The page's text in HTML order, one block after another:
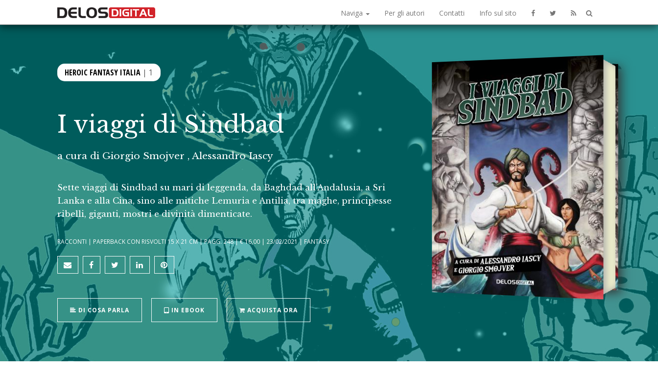
Naviga Per gli autori Contatti Info sul sito
HEROIC FANTASY ITALIA | 1
I viaggi di Sindbad
a cura di Giorgio Smojver ,Alessandro Iascy
Sette viaggi di Sindbad su mari di leggenda, da Baghdad all’Andalusia, a Sri
Lanka e alla Cina, sino alle mitiche Lemuria e Antilia, tra maghe, principesse
ribelli, giganti, mostri e divinità dimenticate.
RACCONTI | PAPERBACK CON RISVOLTI 15 X 21 CM | PAGG. 248 | € 16,00 | 23/02/2021 | FANTASY
DI COSA PARLA IN EBOOK ACQUISTA ORA